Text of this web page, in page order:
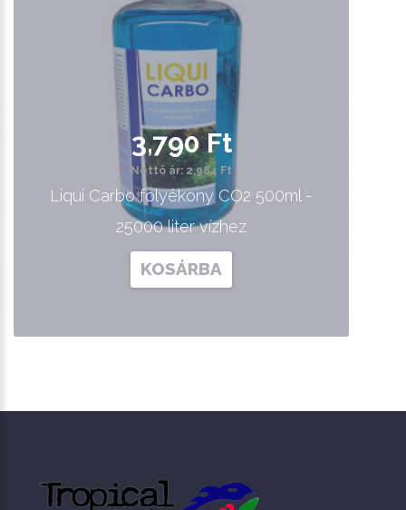
3,790 Ft
Nettó ár: 2,984 Ft
Liqui Carbo folyékony CO2 500ml -
25000 liter vízhez
KOSÁRBA